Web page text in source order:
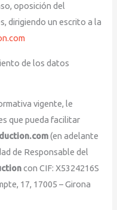
oposición del
dirigiendo un escrito a la
de los datos
vigente, le
que pueda facilitar
(en adelante
de Responsable del
con CIF: X5324216S
17, 17005 – Girona